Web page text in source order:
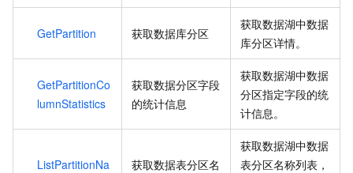
GetPartition 获取数据库分区
获取数据湖中数据
库分区详情。
GetPartitionCo
lumnStatistics
获取数据分区字段
的统计信息
获取数据湖中数据
分区指定字段的统
计信息。
ListPartitionNa
获取数据表分区名
获取数据湖中数据
表分区名称列表，